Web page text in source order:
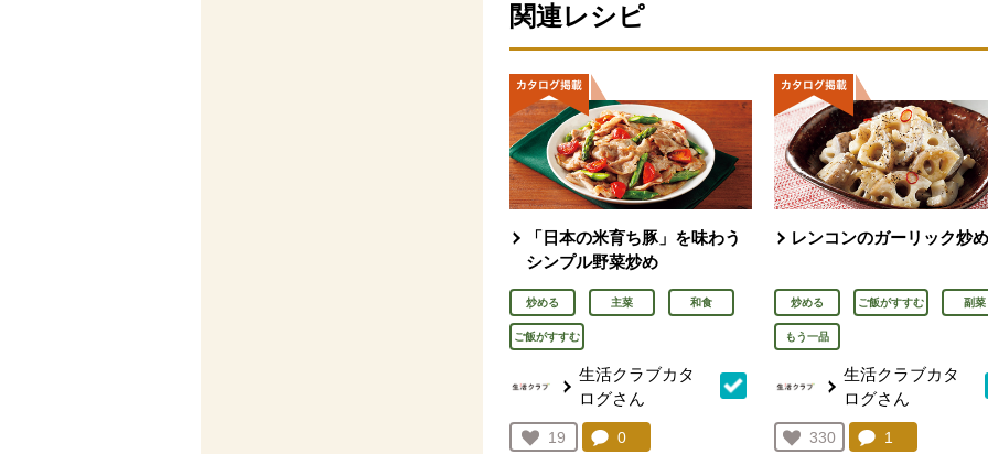
関連レシピ
「日本の米育ち豚」を味わう
シンプル野菜炒め
炒める 主菜 和食
ご飯がすすむ
生活クラブカタ
ログさん
お気に入り登録：
19
コメント：
0
レンコンのガーリック炒め
炒める ご飯がすすむ 副菜
もう一品
生活クラブカタ
ログさん
お気に入り登録：
330
コメント：
1